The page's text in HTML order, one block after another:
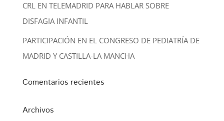
CRL EN TELEMADRID PARA HABLAR SOBRE
DISFAGIA INFANTIL
PARTICIPACIÓN EN EL CONGRESO DE PEDIATRÍA DE
MADRID Y CASTILLA-LA MANCHA
Comentarios recientes
Archivos